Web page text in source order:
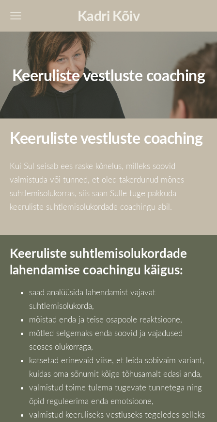
Kadri Kõiv
Keeruliste vestluste coaching
Keeruliste vestluste coaching
Kui Sul seisab ees raske kõnelus, milleks soovid
valmistuda või tunned, et oled takerdunud mõnes
suhtlemisolukorras, siis saan Sulle tuge pakkuda
keeruliste suhtlemisolukordade coachingu abil.
Keeruliste suhtlemisolukordade
lahendamise coachingu käigus:
saad analüüsida lahendamist vajavat
suhtlemisolukorda,
mõistad enda ja teise osapoole reaktsioone,
mõtled selgemaks enda soovid ja vajadused
seoses olukorraga,
katsetad erinevaid viise, et leida sobivaim variant,
kuidas oma sõnumit kõige tõhusamalt edasi anda,
valmistud toime tulema tugevate tunnetega ning
õpid reguleerima enda emotsioone,
valmistud keeruliseks vestluseks tegeledes selleks